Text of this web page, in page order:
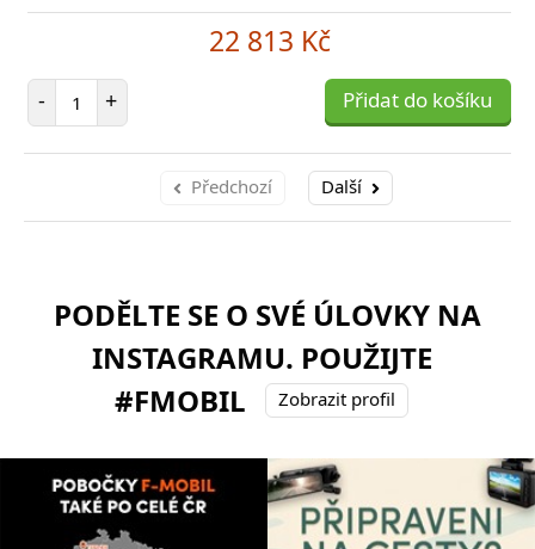
22 813 Kč
- Počet položek
+ Přidat do košíku
Předchozí Další
PODĚLTE SE O SVÉ ÚLOVKY NA
INSTAGRAMU. POUŽIJTE
#FMOBIL
Zobrazit profil